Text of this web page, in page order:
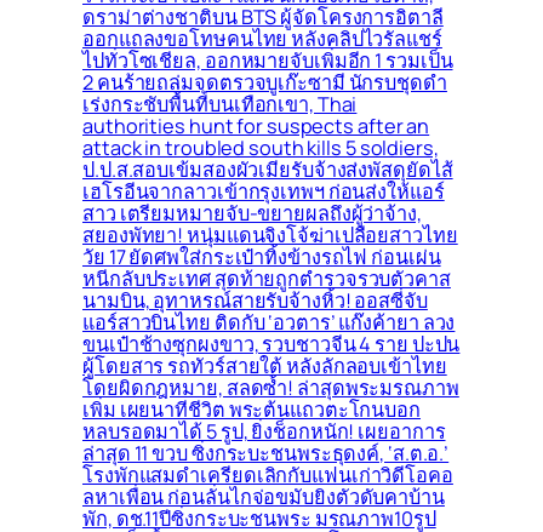
ดราม่าต่างชาติบน BTS ผู้จัดโครงการอิตาลี
ออกแถลงขอโทษคนไทย หลังคลิปไวรัลแชร์
ไปทั่วโซเชียล, ออกหมายจับเพิ่มอีก 1 รวมเป็น
2 คนร้ายถล่มจุดตรวจบูเก๊ะซามี นักรบชุดดำ
เร่งกระชับพื้่นที่บนเทือกเขา, Thai
authorities hunt for suspects after an
attack in troubled south kills 5 soldiers,
ป.ป.ส.สอบเข้มสองผัวเมียรับจ้างส่งพัสดุยัดไส้
เฮโรอีนจากลาวเข้ากรุงเทพฯ ก่อนส่งให้แอร์
สาว เตรียมหมายจับ-ขยายผลถึงผู้ว่าจ้าง,
สยองพัทยา! หนุ่มแดนจิงโจ้ฆ่าเปลือยสาวไทย
วัย 17 ยัดศพใส่กระเป๋าทิ้งข้างรถไฟ ก่อนเผ่น
หนีกลับประเทศ สุดท้ายถูกตำรวจรวบตัวคาส
นามบิน, อุทาหรณ์สายรับจ้างหิ้ว! ออสซี่จับ
แอร์สาวบินไทย ติดกับ ‘อวตาร’ แก๊งค้ายา ลวง
ขนเป๋าช้างซุกผงขาว, รวบชาวจีน 4 ราย ปะปน
ผู้โดยสาร รถทัวร์สายใต้ หลังลักลอบเข้าไทย
โดยผิดกฎหมาย, สลดซ้ำ! ล่าสุดพระมรณภาพ
เพิ่ม เผยนาทีชีวิต พระต้นแถวตะโกนบอก
หลบรอดมาได้ 5 รูป, ยิ่งช็อกหนัก! เผยอาการ
ล่าสุด 11 ขวบ ซิ่งกระบะชนพระธุดงค์, ‘ส.ต.อ.’
โรงพักแสมดำเครียดเลิกกับแฟนเก่าวิดีโอคอ
ลหาเพื่อน ก่อนลั่นไกจ่อขมับยิงตัวดับคาบ้าน
พัก, ดช.11ปีซิ่งกระบะชนพระ มรณภาพ10รูป